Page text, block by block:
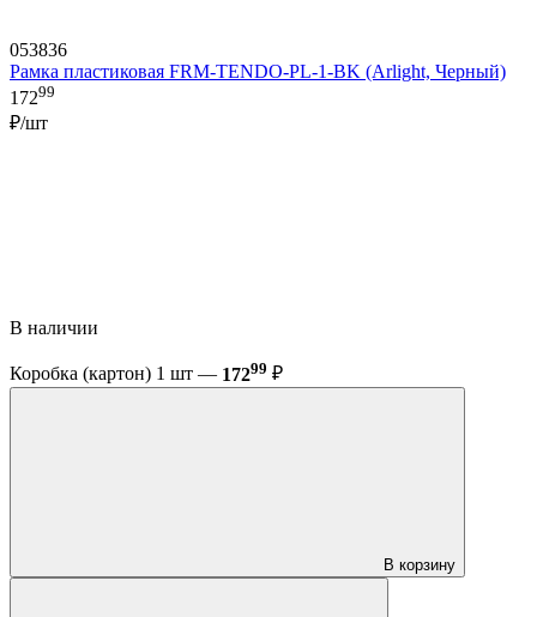
053836
Рамка пластиковая FRM-TENDO-PL-1-BK (Arlight, Черный)
17299
₽/шт
В наличии
Коробка (картон) 1 шт — 17299 ₽
В корзину